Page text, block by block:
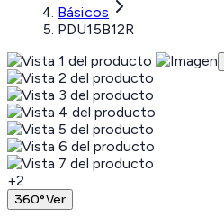
Básicos
PDU15B12R
+2
360°Ver